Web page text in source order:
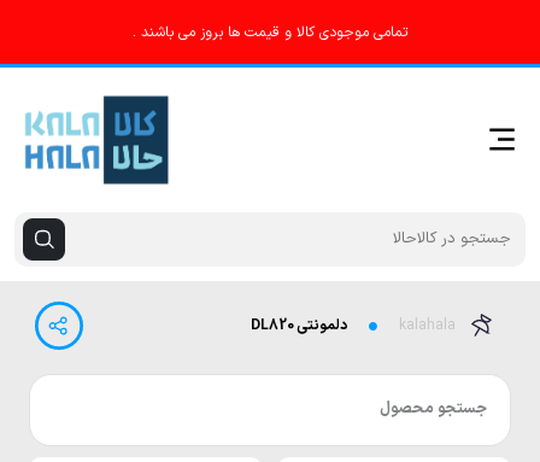
تمامی موجودی کالا و قیمت ها بروز می باشند .
kalahala دلمونتی DL820
جستجو محصول